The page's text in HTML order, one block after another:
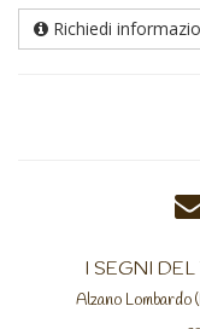
Richiedi
I SEGNI
Alzano Lombardo